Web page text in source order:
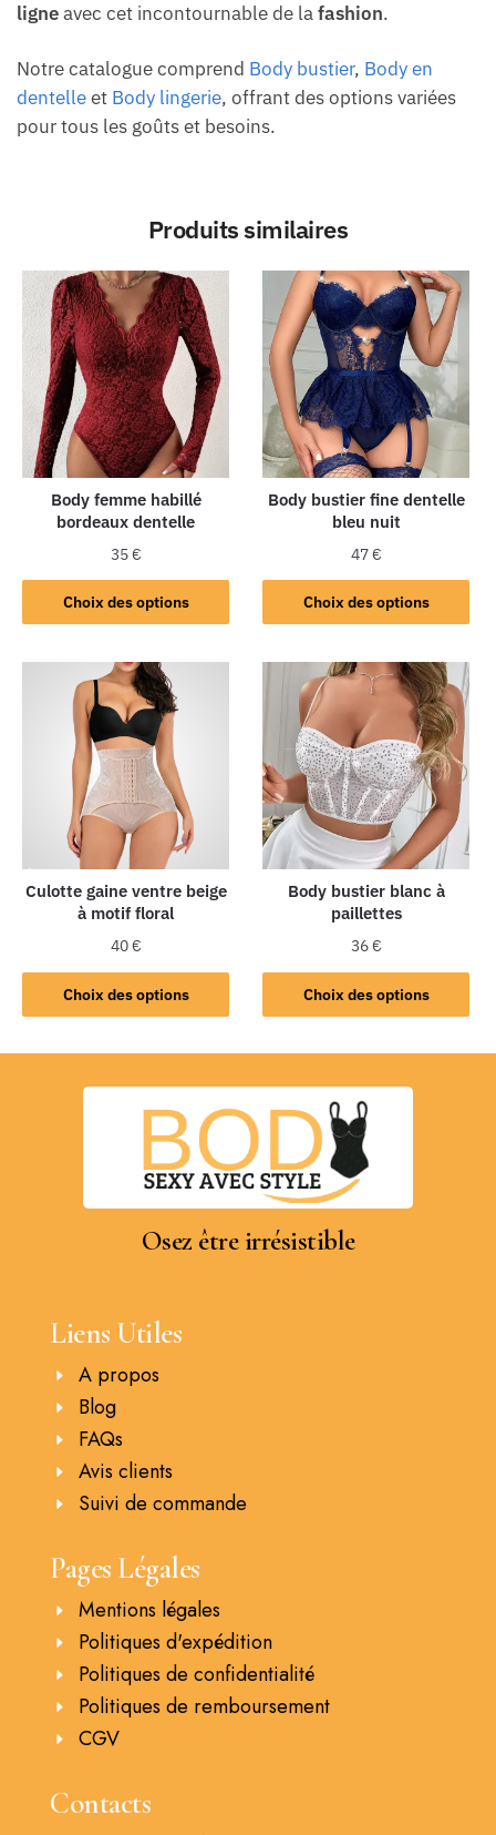
ligneavec cet incontournable de lafashion.
Notre catalogue comprend Body bustier, Body en
dentelleet Body lingerie, offrant des options variées
pour tous les goûts et besoins.
Produits similaires
Body femme habillé
bordeaux dentelle
35€
Choix des options
Body bustier fine dentelle
bleu nuit
47€
Choix des options
Culotte gaine ventre beige
à motif floral
40€
Choix des options
Body bustier blanc à
paillettes
36€
Choix des options
Osez être irrésistible
Liens Utiles
A propos
Blog
FAQs
Avis clients
Suivi de commande
Pages Légales
Mentions légales
Politiques d'expédition
Politiques de confidentialité
Politiques de remboursement
CGV
Contacts